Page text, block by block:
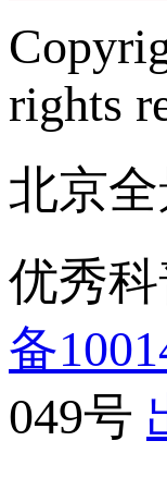
rights
北京
优秀
备
049号